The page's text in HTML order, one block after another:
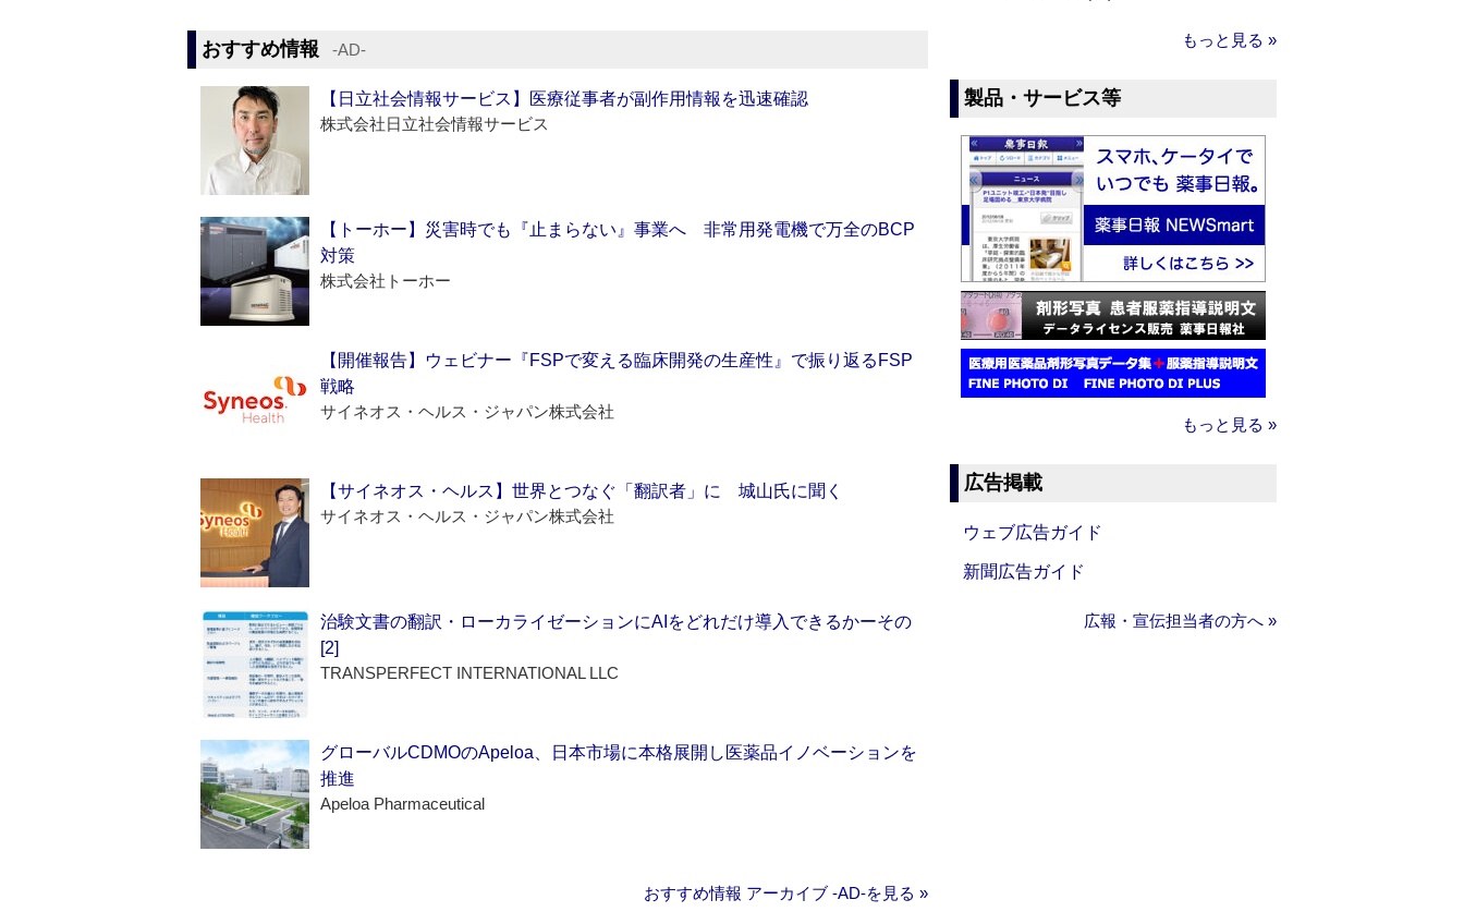
おすすめ情報 ‐AD‐
【日立社会情報サービス】医療従事者が副作用情報を迅速確認
株式会社日立社会情報サービス
【トーホー】災害時でも『止まらない』事業へ 非常用発電機で万全のBCP
対策
株式会社トーホー
【開催報告】ウェビナー『FSPで変える臨床開発の生産性』で振り返るFSP
戦略
サイネオス・ヘルス・ジャパン株式会社
【サイネオス・ヘルス】世界とつなぐ「翻訳者」に 城山氏に聞く
サイネオス・ヘルス・ジャパン株式会社
治験文書の翻訳・ローカライゼーションにAIをどれだけ導入できるかーその
[2]
TRANSPERFECT INTERNATIONAL LLC
グローバルCDMOのApeloa、日本市場に本格展開し医薬品イノベーションを
推進
Apeloa Pharmaceutical
おすすめ情報 アーカイブ ‐AD‐を見る »
もっと見る »
製品・サービス等
もっと見る »
広告掲載
ウェブ広告ガイド
新聞広告ガイド
広報・宣伝担当者の方へ »